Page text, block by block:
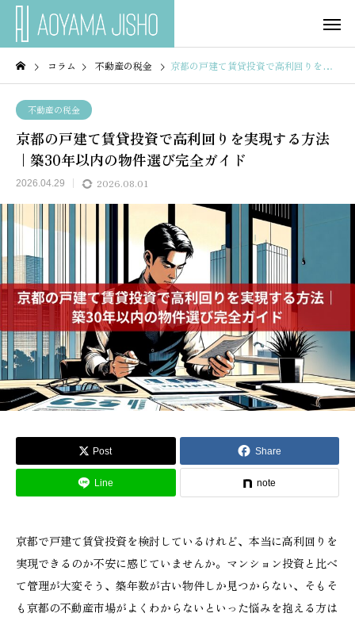
コラム 不動産の税金 京都の戸建て賃貸投資で高利回りを実現する方法｜築30年以内の物件選び完全ガイド
不動産の税金
京都の戸建て賃貸投資で高利回りを実現する方法
｜築30年以内の物件選び完全ガイド
2026.04.29 2026.08.01
Post Share
Line note
京都で戸建て賃貸投資を検討しているけれど、本当に高利回りを
実現できるのか不安に感じていませんか。マンション投資と比べ
て管理が大変そう、築年数が古い物件しか見つからない、そもそ
も京都の不動産市場がよくわからないといった悩みを抱える方は